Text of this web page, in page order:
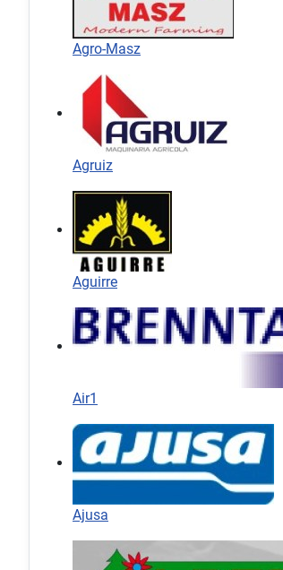
Agro-Masz
Agruiz
Aguirre
Air1
Ajusa